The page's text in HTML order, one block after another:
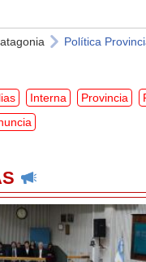
Política
Interna Provincia